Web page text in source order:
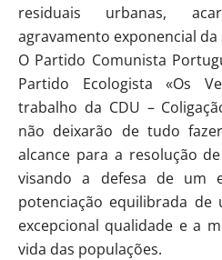
residuais urbanas,
agravamento exponencial da
O Partido Comunista
Partido Ecologista «Os
trabalho da CDU –
não deixarão de tudo
alcance para a resolução
visando a defesa de um
potenciação equilibrada
excepcional qualidade e a
vida das populações.